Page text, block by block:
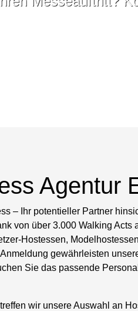
Agentur
– Ihr potentieller Partner
von über 3.000 Walking
Hostessen,
gewährleisten
Sie das passende
wir unsere Auswahl an